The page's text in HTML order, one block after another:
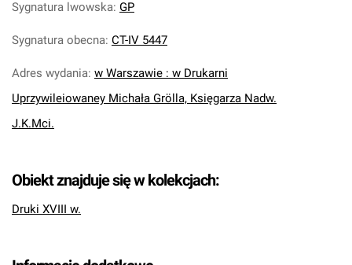
Sygnatura lwowska: GP
Sygnatura obecna: CT-IV 5447
Adres wydania: w Warszawie : w Drukarni
Uprzywileiowaney Michała Grölla, Księgarza Nadw.
J.K.Mci.
Obiekt znajduje się w kolekcjach:
Druki XVIII w.